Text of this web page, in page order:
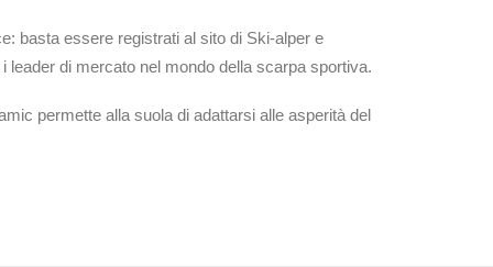
basta essere registrati al sito di Ski-alper e
leader di mercato nel mondo della scarpa sportiva.
permette alla suola di adattarsi alle asperità del